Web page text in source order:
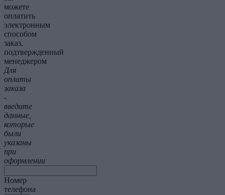
можете
оплатить
электронным
способом
заказ,
подтвержденный
менеджером
Для
оплаты
заказа
-
введите
данные,
которые
были
указаны
при
оформлении
Номер
телефона